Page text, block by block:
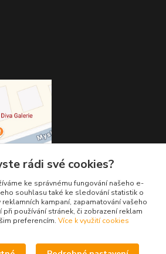
rádi své cookies?
ke správnému fungování našeho e-
souhlasu také ke sledování statistik o
kampaní, zapamatování vašeho
používání stránek, či zobrazení reklam
preferencím. Více k využití cookies